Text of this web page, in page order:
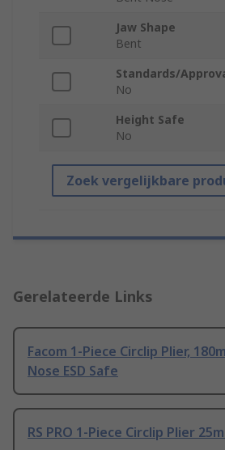
Jaw Shape
Bent
Standards/
No
Height Safe
No
Zoek vergelijkbare
Gerelateerde Links
Facom 1-Piece Circlip Plier,
Nose ESD Safe
RS PRO 1-Piece Circlip Plier